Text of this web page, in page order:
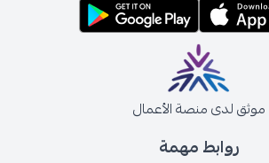
روابط مهمة
موثق لدى منصة الأعمال